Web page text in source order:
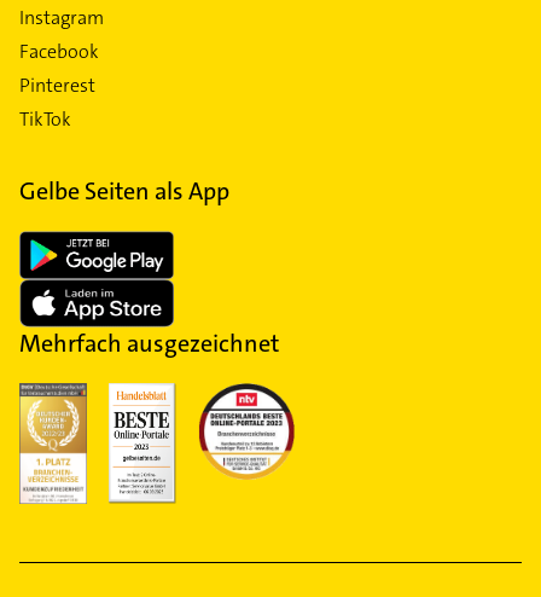
Instagram
Facebook
Pinterest
TikTok
Gelbe Seiten als App
Mehrfach ausgezeichnet